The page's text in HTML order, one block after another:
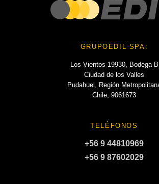
GRUPOEDIL SPA:
Los Vientos 19930, Bodega B
Ciudad de los Valles
Pudahuel, Región
Chile, 9061673
TELÉFONOS
+56 9 44810969
+56 9 87602029